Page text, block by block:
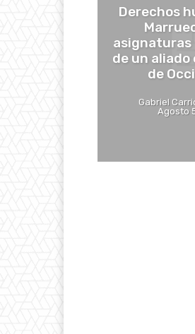
Derechos
de un
de
Gabriel
Agosto